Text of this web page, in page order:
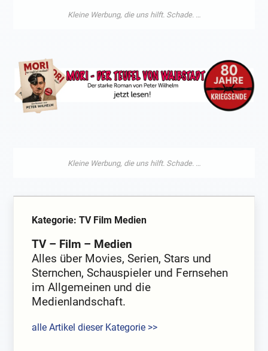
Kategorie: TV Film Medien
TV – Film – Medien
Alles über Movies, Serien, Stars und
Sternchen, Schauspieler und Fernsehen
im Allgemeinen und die
Medienlandschaft.
alle Artikel dieser Kategorie >>